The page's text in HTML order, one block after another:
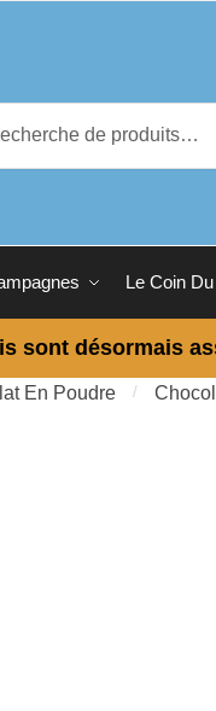
Le Coin
sont désormais
En Poudre /